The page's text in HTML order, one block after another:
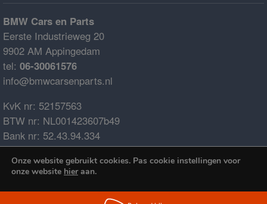
BMW Cars en Parts
Eerste Industrieweg 20
9902 AM Appingedam
tel: 06-30061576
info@bmwcarsenparts.nl
KvK nr: 52157563
BTW nr: NL001423607b49
Bank nr: 52.43.94.334
IBAN: NL68ABNA0524394334
BIC: ABNANL2A
Onze website gebruikt cookies. Pas cookie instellingen voor
onze website hieraan.